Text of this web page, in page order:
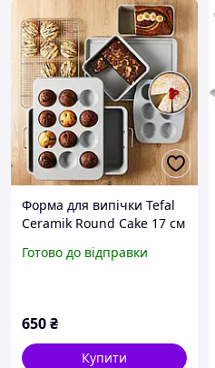
Форма для випічки Tefal
Ceramik Round Cake 17 см
Готово до відправки
650₴
Купити